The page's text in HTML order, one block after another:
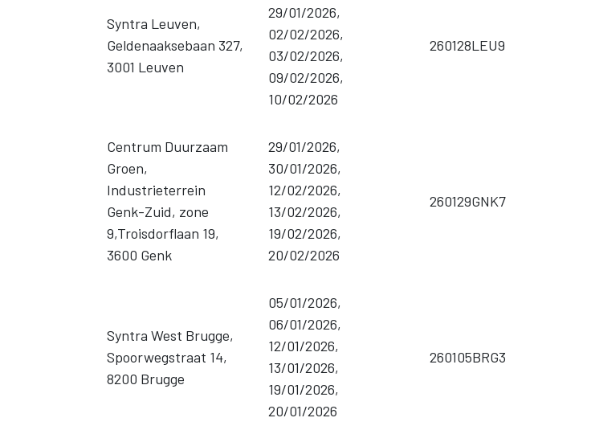
Syntra Leuven,
Geldenaaksebaan 327,
3001 Leuven
29/01/2026,
02/02/2026,
03/02/2026,
09/02/2026,
10/02/2026
260128LEU9
Centrum Duurzaam
Groen,
Industrieterrein
Genk-Zuid, zone
9,Troisdorflaan 19,
3600 Genk
29/01/2026,
30/01/2026,
12/02/2026,
13/02/2026,
19/02/2026,
20/02/2026
260129GNK7
Syntra West Brugge,
Spoorwegstraat 14,
8200 Brugge
05/01/2026,
06/01/2026,
12/01/2026,
13/01/2026,
19/01/2026,
20/01/2026
260105BRG3